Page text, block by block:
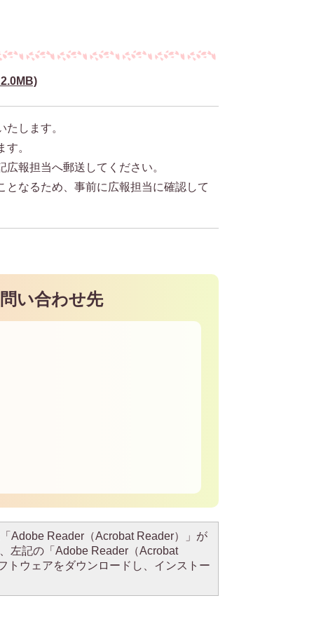
します。
。
報担当へ郵送してください。
なるため、事前に広報担当に確認して
い合わせ先
Adobe Reader（Acrobat Reader）」が
左記の「Adobe Reader（Acrobat
トウェアをダウンロードし、インストー